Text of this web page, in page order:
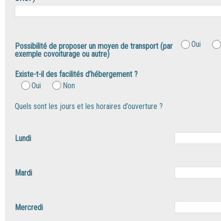
Possibilité de proposer un moyen de transport (par
exemple covoiturage ou autre)
Oui
Existe-t-il des facilités d’hébergement ?
Oui
Non
Quels sont les jours et les horaires d’ouverture ?
Lundi
Mardi
Mercredi